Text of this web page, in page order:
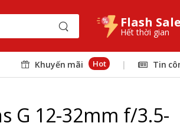
Flash Sale
Hết thời gian
Khuyến mãi Hot | Tin
G 12-32mm f/3.5-